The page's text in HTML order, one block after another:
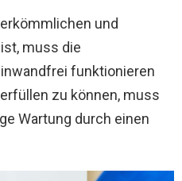
und
muss die
funktionieren
zu können, muss
Wartung durch einen